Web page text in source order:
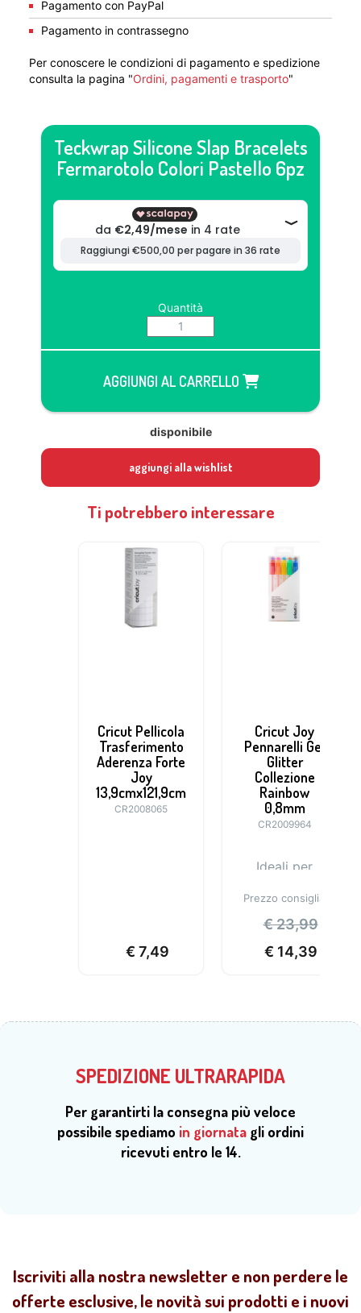
Pagamento con PayPal
Pagamento in contrassegno
Per conoscere le condizioni di pagamento e spedizione
consulta la pagina "Ordini, pagamenti e trasporto"
Teckwrap Silicone Slap Bracelets
Fermarotolo Colori Pastello 6pz
Quantità
AGGIUNGI AL CARRELLO
disponibile
aggiungi alla wishlist
Ti potrebbero interessare
Cricut Pellicola
Trasferimento
Aderenza Forte
Joy
13,9cmx121,9cm
CR2008065
€ 7,49
Cricut Joy
Pennarelli Gel
Glitter
Collezione
Rainbow
0,8mm
CR2009964
Ideali per
inviti e biglietti
Prezzo consigliato:
€23,99
€ 14,39
SPEDIZIONE ULTRARAPIDA
Per garantirti la consegna più veloce
possibile spediamo in giornata gli ordini
ricevuti entro le 14.
Iscriviti alla nostra newsletter e non perdere le
offerte esclusive, le novità sui prodotti e i nuovi